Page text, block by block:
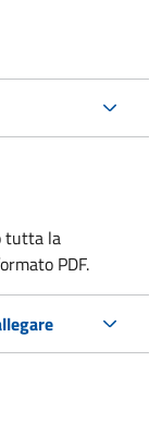
tutta la
PDF.